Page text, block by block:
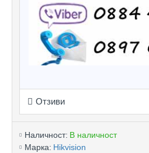
Отзиви
Наличност: В наличност
Марка: Hikvision